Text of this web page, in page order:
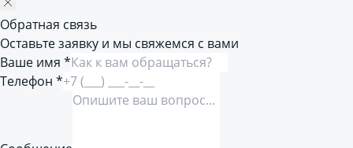
Обратная связь
Оставьте заявку и мы свяжемся с вами
Ваше имя *
Телефон *